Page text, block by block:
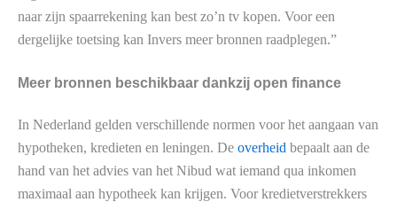
naar zijn spaarrekening kan best zo’n tv kopen. Voor een
dergelijke toetsing kan Invers meer bronnen raadplegen.”
Meer bronnen beschikbaar dankzij open finance
In Nederland gelden verschillende normen voor het aangaan van
hypotheken, kredieten en leningen. De overheid bepaalt aan de
hand van het advies van het Nibud wat iemand qua inkomen
maximaal aan hypotheek kan krijgen. Voor kredietverstrekkers